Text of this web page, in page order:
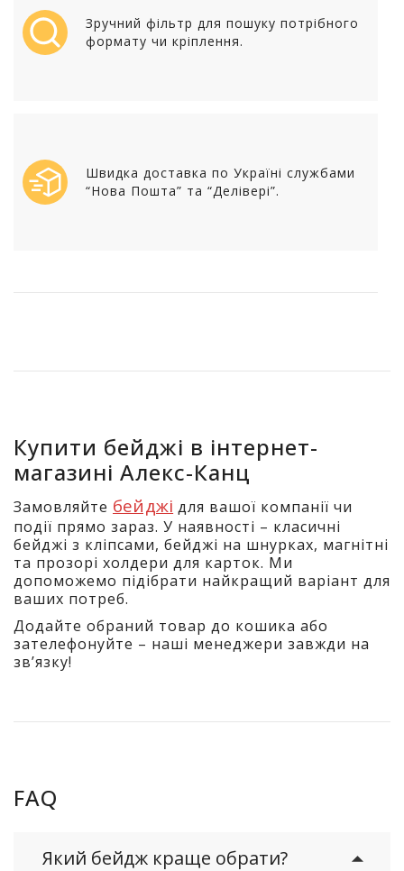
Зручний фільтр для пошуку потрібного
формату чи кріплення.
Швидка доставка по Україні службами
“Нова Пошта” та “Делівері”.
Купити бейджі в інтернет-
магазині Алекс-Канц
Замовляйте бейджі для вашої компанії чи
події прямо зараз. У наявності – класичні
бейджі з кліпсами, бейджі на шнурках, магнітні
та прозорі холдери для карток. Ми
допоможемо підібрати найкращий варіант для
ваших потреб.
Додайте обраний товар до кошика або
зателефонуйте – наші менеджери завжди на
зв’язку!
FAQ
Який бейдж краще обрати?